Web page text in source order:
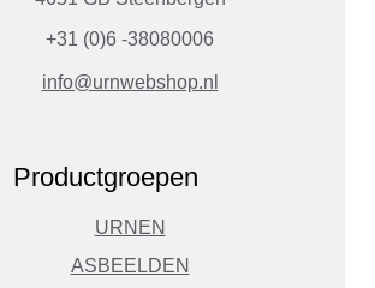
+31 (0)6 -38080006
info@urnwebshop.nl
Productgroepen
URNEN
ASBEELDEN